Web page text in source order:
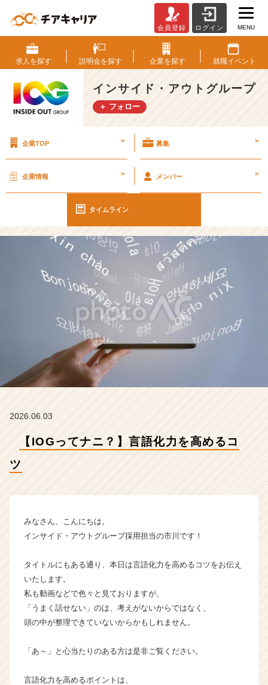
O
G
っ
て
ナ
ニ？】
力
め
る
ツ
【イ
ン
サ
ド・
ア
ウ
ト
グ
ル
ー
プ
ム
ラ
チ
ャ
成
業
か
ら
カ
ト
会員登録 ログイン MENU
求人を探す 説明会を探す 企業を探す 就職イベント
インサイド・アウトグループ
＋ フォロー
企業TOP > 募集 >
企業情報 > メンバー >
タイムライン
2026.06.03
【IOGってナニ？】言語化力を高めるコ
ツ
みなさん、こんにちは。
インサイド・アウトグループ採用担当の市川です！
タイトルにもある通り、本日は言語化力を高めるコツをお伝え
いたします。
私も動画などで色々と見ておりますが、
「うまく話せない」のは、考えがないからではなく、
頭の中が整理できていないからかもしれません。
「あ～」と心当たりのある方は是非ご覧ください。
言語化力を高めるポイントは、